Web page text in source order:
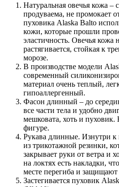
Натуральная овечья кожа
продуваема, не промокает
пуховика Alaska Balto
кожи, которые прошли
эластичность. Овечья кожа
растягивается, стойкая к
морозе.
В производстве модели
современный
материал очень теплый,
гипоаллергенный.
Фасон длинный – до
все части тела и удобно
мешковата, хоть и пуховик.
фигуре.
Рукава длинные. Изнутри
из трикотажной резинки,
закрывает руки от ветра и
на локтях есть накладки,
месте перегиба и защищают
Застегивается пуховик